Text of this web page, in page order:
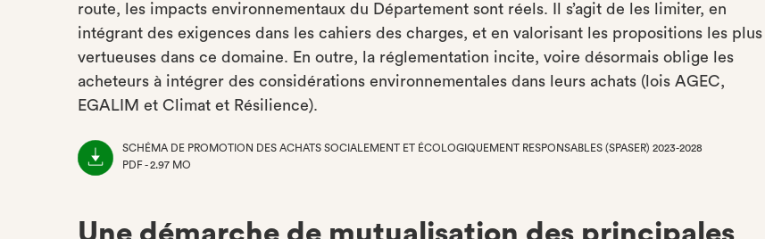
route, les impacts environnementaux du Département sont réels. Il s’agit de les limiter, en
intégrant des exigences dans les cahiers des charges, et en valorisant les propositions les plus
vertueuses dans ce domaine. En outre, la réglementation incite, voire désormais oblige les
acheteurs à intégrer des considérations environnementales dans leurs achats (lois AGEC,
EGALIM et Climat et Résilience).
SCHÉMA DE PROMOTION DES ACHATS SOCIALEMENT ET ÉCOLOGIQUEMENT RESPONSABLES (SPASER) 2023-2028
PDF - 2.97 MO